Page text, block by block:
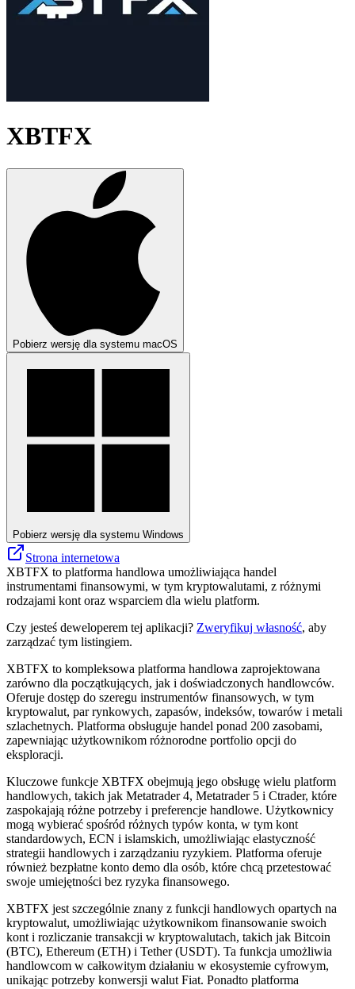
XBTFX
Pobierz wersję dla systemu macOS
Pobierz wersję dla systemu Windows
Strona internetowa
XBTFX to platforma handlowa umożliwiająca handel
instrumentami finansowymi, w tym kryptowalutami, z różnymi
rodzajami kont oraz wsparciem dla wielu platform.
Czy jesteś deweloperem tej aplikacji? Zweryfikuj własność, aby
zarządzać tym listingiem.
XBTFX to kompleksowa platforma handlowa zaprojektowana
zarówno dla początkujących, jak i doświadczonych handlowców.
Oferuje dostęp do szeregu instrumentów finansowych, w tym
kryptowalut, par rynkowych, zapasów, indeksów, towarów i metali
szlachetnych. Platforma obsługuje handel ponad 200 zasobami,
zapewniając użytkownikom różnorodne portfolio opcji do
eksploracji.
Kluczowe funkcje XBTFX obejmują jego obsługę wielu platform
handlowych, takich jak Metatrader 4, Metatrader 5 i Ctrader, które
zaspokajają różne potrzeby i preferencje handlowe. Użytkownicy
mogą wybierać spośród różnych typów konta, w tym kont
standardowych, ECN i islamskich, umożliwiając elastyczność
strategii handlowych i zarządzaniu ryzykiem. Platforma oferuje
również bezpłatne konto demo dla osób, które chcą przetestować
swoje umiejętności bez ryzyka finansowego.
XBTFX jest szczególnie znany z funkcji handlowych opartych na
kryptowalut, umożliwiając użytkownikom finansowanie swoich
kont i rozliczanie transakcji w kryptowalutach, takich jak Bitcoin
(BTC), Ethereum (ETH) i Tether (USDT). Ta funkcja umożliwia
handlowcom w całkowitym działaniu w ekosystemie cyfrowym,
unikając potrzeby konwersji walut Fiat. Ponadto platforma